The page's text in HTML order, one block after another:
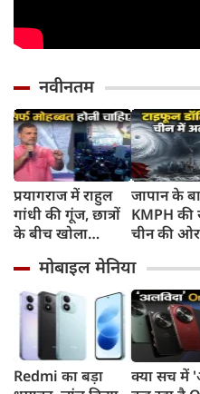
नवीनतम
प्रयागराज में राहुल
गांधी की गूंज, छात्रों
के बीच खोला
रोजगार के '5 बंद
दरवाजों' का सच
जापान के
KMPH की
चीन की
में अलर्ट,
स्कूल बंद,
मोबाइल मेनिया
Redmi का बड़ा
क्या सच में